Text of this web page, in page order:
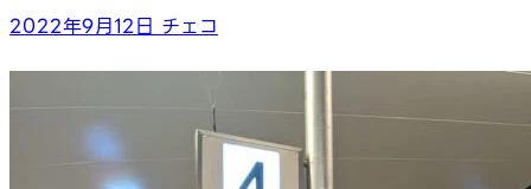
2022年9月12日 チェコ